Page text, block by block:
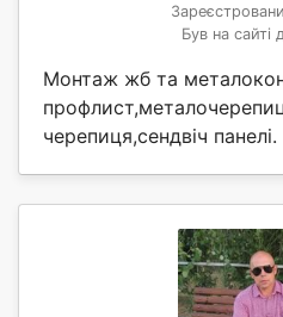
Був на сайті
Монтаж жб та
черепиця,сендвіч панелі.